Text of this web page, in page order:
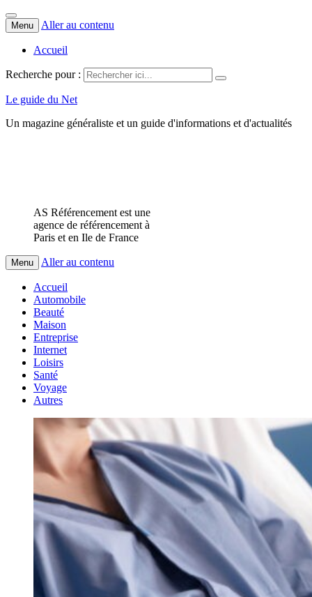
Menu Aller au contenu
Accueil
Recherche pour :
Le guide du Net
Un magazine généraliste et un guide d'informations et d'actualités
AS Référencement est une
agence de référencement à
Paris et en Ile de France
Menu Aller au contenu
Accueil
Automobile
Beauté
Maison
Entreprise
Internet
Loisirs
Santé
Voyage
Autres